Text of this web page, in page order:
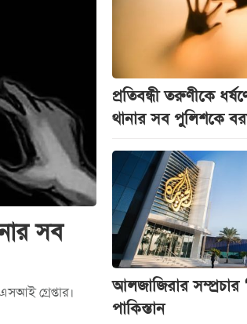
সব
গ্রেপ্তার।
প্রতিবন্ধী তরুণীকে
থানার সব পুলিশকে
আলজাজিরার সম্প্রচার
পাকিস্তান